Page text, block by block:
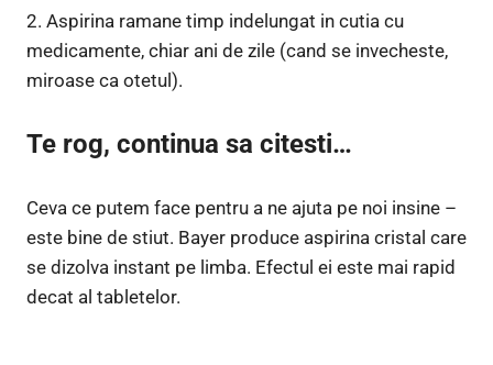
2. Aspirina ramane timp indelungat in cutia cu
medicamente, chiar ani de zile (cand se invecheste,
miroase ca otetul).
Te rog, continua sa citesti…
Ceva ce putem face pentru a ne ajuta pe noi insine –
este bine de stiut. Bayer produce aspirina cristal care
se dizolva instant pe limba. Efectul ei este mai rapid
decat al tabletelor.